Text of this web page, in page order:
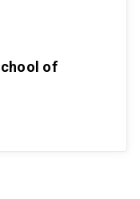
of